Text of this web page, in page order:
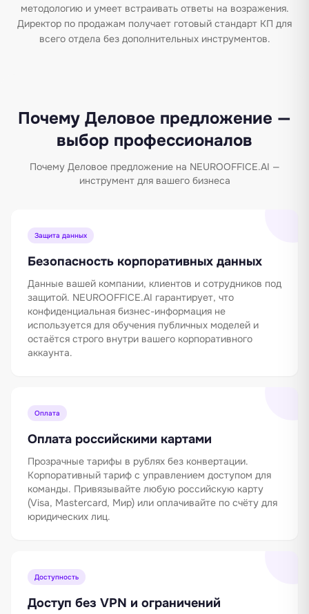
методологию и умеет встраивать ответы на возражения.
Директор по продажам получает готовый стандарт КП для
всего отдела без дополнительных инструментов.
Почему Деловое предложение —
выбор профессионалов
Почему Деловое предложение на NEUROOFFICE.AI —
инструмент для вашего бизнеса
Защита данных
Безопасность корпоративных данных
Данные вашей компании, клиентов и сотрудников под
защитой. NEUROOFFICE.AI гарантирует, что
конфиденциальная бизнес-информация не
используется для обучения публичных моделей и
остаётся строго внутри вашего корпоративного
аккаунта.
Оплата
Оплата российскими картами
Прозрачные тарифы в рублях без конвертации.
Корпоративный тариф с управлением доступом для
команды. Привязывайте любую российскую карту
(Visa, Mastercard, Мир) или оплачивайте по счёту для
юридических лиц.
Доступность
Доступ без VPN и ограничений